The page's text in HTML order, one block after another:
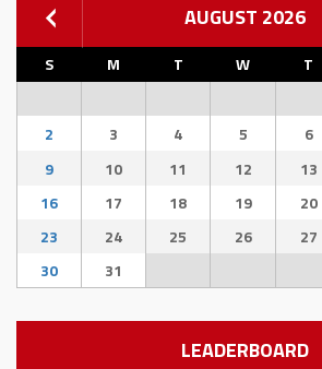
AUGUST 2026
S M T W T
2
3 4 5 6
9
10 11 12 13
16
17 18 19 20
23
24 25 26 27
30
31
LEADERBOARD